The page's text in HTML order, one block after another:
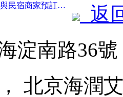
前一篇：訂單來了酒店與民宿商家預訂熱度持平，國慶平均預訂率分別為24.97%和24.49%
返
淀南路36
北京海